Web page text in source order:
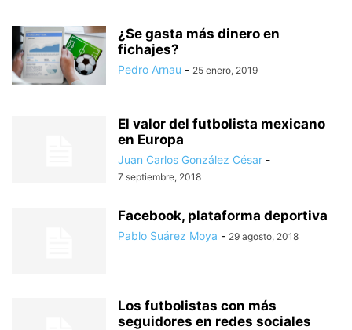
¿Se gasta más dinero en
fichajes?
Pedro Arnau - 25 enero, 2019
El valor del futbolista mexicano
en Europa
Juan Carlos González César -
7 septiembre, 2018
Facebook, plataforma deportiva
Pablo Suárez Moya - 29 agosto, 2018
Los futbolistas con más
seguidores en redes sociales